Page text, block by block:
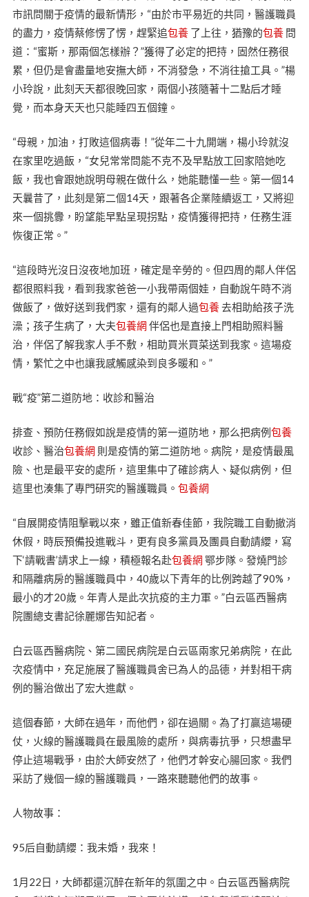
市訊問關于疫情的最新情形，“由於市平易近的共同，醫護職員
的盡力，疫情蔡修愣了愣，趕緊追包養了上往，猶豫的包養問
道：“蜜斯，那兩個怎樣辦？”獲得了必定的把持，固然任務很
累，但仍是會盡量地安撫大師，不消發急，不消往搶工具。”楊
小玲說，此刻天天都很晚回家，兩個小孩隨著十二點后才睡
覺，而本身天天也只能睡四五個鐘。
“母親，加油，打敗這個病毒！”從年二十九開端，楊小玲就沒
在家里吃過飯，“女兒常常問能不克不及早點放工回家陪她吃
飯，我也會跟她說明母親在做什么，她能聽懂一些。第一個14
天曩昔了，此刻是第二個14天，跟著各企業陸續返工，又將迎
來一個挑釁，盼望能早點呈現拐點，疫情獲得把持，任務生涯
恢復正常。”
“這段時光沒日沒夜地加班，確定是辛勞的。但四周的鄰人伴侶
都很照料我，看到我家爸爸一小我帶兩個娃，自動說午時不消
做飯了，做好送到我們家，還有的鄰人過包養去相助給孩子洗
澡；孩子生病了，大夫包養網 伴侶也是直接上門相助照料醫
治，伴侶了解我家人手不敷，相助買米買菜送到我家。這場疫
情，繁忙之中也讓我感觸感染到良多暖和。”
戰“疫”第二道防地：收診和醫治
排查、預防任務假如說是疫情的第一道防地，那么把病例包養
收診、醫治包養網 則是疫情的第二道防地。病院，是疫情最風
險、也是最平安的處所，這里集中了確診病人、疑似病例，但
這里也湊集了專門研究的醫護職員。 包養網
“自展開疫情阻擊戰以來，雖正值新春佳節，我院職工自動撤消
休假，時辰預備投進戰斗，更有良多黨員及團員自動請纓，寫
下‘請戰書’請求上一線，積極報名赴包養網 鄂步隊。發燒門診
和隔離病房的醫護職員中，40歲以下青年的比例跨越了90%，
最小的才20歲。年青人是此次抗疫的主力軍。”白云區西醫病
院團總支書記徐麗娜告知記者。
白云區西醫病院、第二國民病院是白云區兩家兄弟病院，在此
次疫情中，充足施展了醫護職員舍已為人的品德，并對相干病
例的醫治做出了宏大進獻。
這個春節，大師在過年，而他們，卻在過關。為了打贏這場硬
仗，火線的醫護職員在最風險的處所，與病毒抗爭，只想盡早
停止這場戰爭，由於大師安然了，他們才幹安心腸回家。我們
采訪了幾個一線的醫護職員，一路來聽聽他們的故事。
人物故事：
95后自動請纓：我未婚，我來！
1月22日，大師都還沉醉在新年的氛圍之中。白云區西醫病院